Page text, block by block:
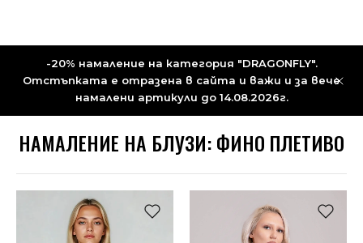
-20% намаление на категория "DRAGONFLY".
Отстъпката е отразена в сайта и важи и за вече
намалени артикули до 14.08.2026г.
НАМАЛЕНИЕ НА БЛУЗИ: ФИНО ПЛЕТИВО